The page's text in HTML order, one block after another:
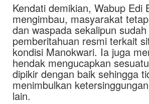
Kendati demikian, Wabup Edi
mengimbau, masyarakat
dan waspada sekalipun
pemberitahuan resmi terkait
kondisi Manokwari. Ia juga
hendak mengucapkan
dipikir dengan baik sehingga
menimbulkan
lain.